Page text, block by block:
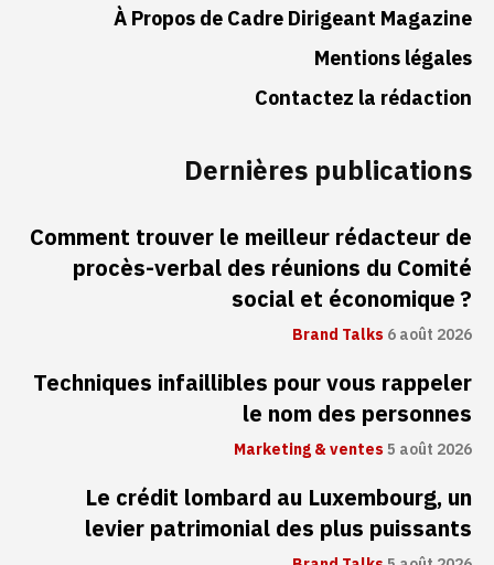
À Propos de Cadre Dirigeant Magazine
Mentions légales
Contactez la rédaction
Dernières publications
Comment trouver le meilleur rédacteur de
procès-verbal des réunions du Comité
social et économique ?
Brand Talks6 août 2026
Techniques infaillibles pour vous rappeler
le nom des personnes
Marketing & ventes5 août 2026
Le crédit lombard au Luxembourg, un
levier patrimonial des plus puissants